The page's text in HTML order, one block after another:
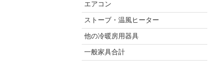
エアコン
ストーブ・温風ヒーター
他の冷暖房用器具
一般家具合計